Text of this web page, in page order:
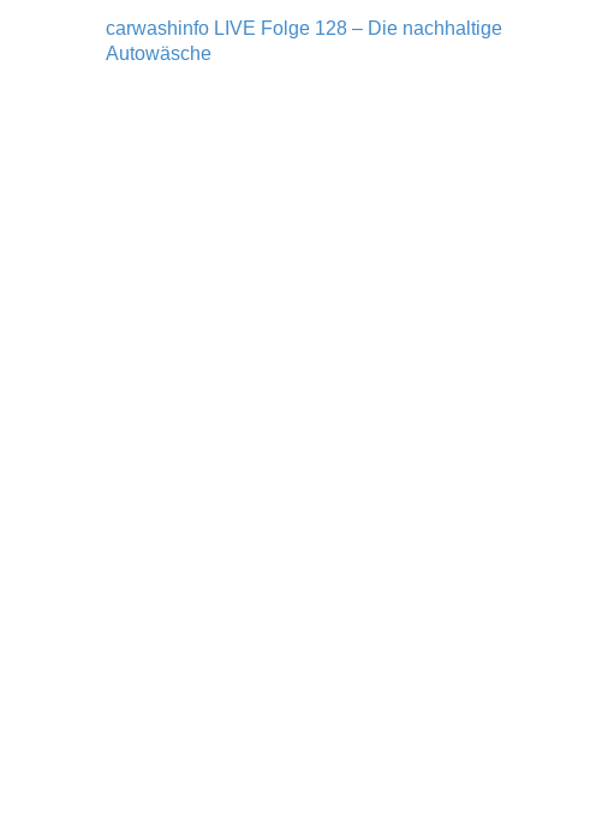
Post navigation
carwashinfo LIVE Folge 128 – Die nachhaltige
Autowäsche